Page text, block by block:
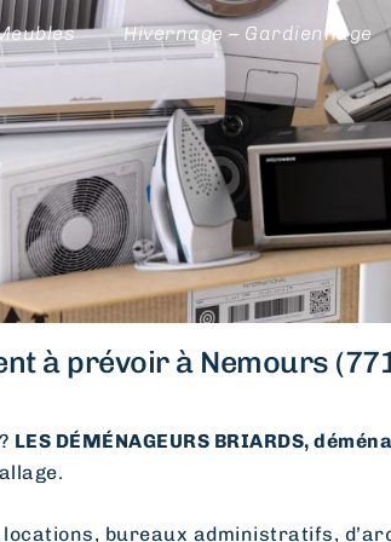
Hivernage – Gardiennage
à prévoir à Nemours
LES DÉMÉNAGEURS BRIARDS,
bureaux administratifs,